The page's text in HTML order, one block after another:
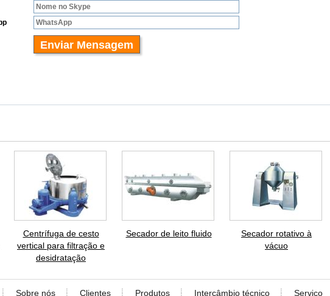
Centrífuga de cesto
vertical para filtração e
desidratação
Secador de leito fluido
Secador rotativo à
vácuo
Sobre nós Clientes Produtos Intercâmbio técnico Serviço